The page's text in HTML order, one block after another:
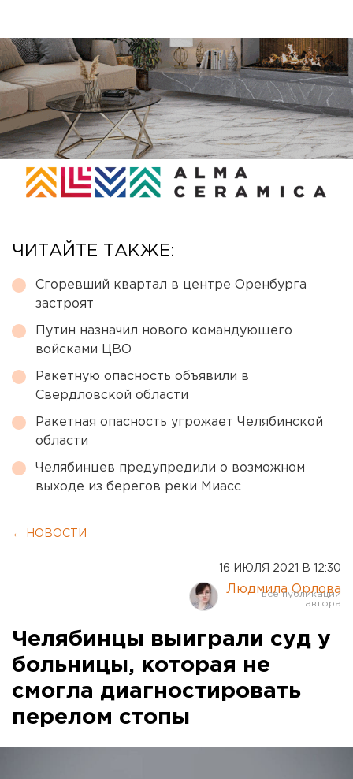
ЧИТАЙТЕ ТАКЖЕ:
Сгоревший квартал в центре Оренбурга
застроят
Путин назначил нового командующего
войсками ЦВО
Ракетную опасность объявили в
Свердловской области
Ракетная опасность угрожает Челябинской
области
Челябинцев предупредили о возможном
выходе из берегов реки Миасс
← НОВОСТИ
16 ИЮЛЯ 2021 В 12:30
Людмила Орлова
Челябинцы выиграли суд у
больницы, которая не
смогла диагностировать
перелом стопы